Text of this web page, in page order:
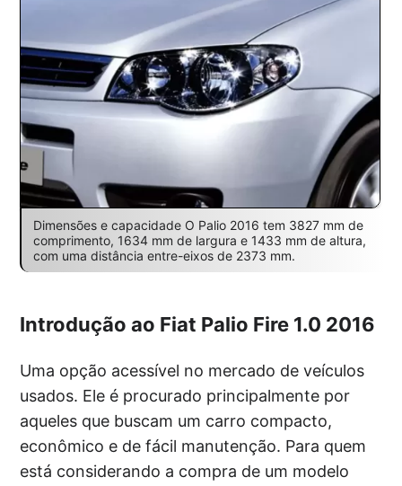
Dimensões e capacidade O Palio 2016 tem 3827 mm de
comprimento, 1634 mm de largura e 1433 mm de altura,
com uma distância entre-eixos de 2373 mm.
Introdução ao Fiat Palio Fire 1.0 2016
Uma opção acessível no mercado de veículos
usados. Ele é procurado principalmente por
aqueles que buscam um carro compacto,
econômico e de fácil manutenção. Para quem
está considerando a compra de um modelo